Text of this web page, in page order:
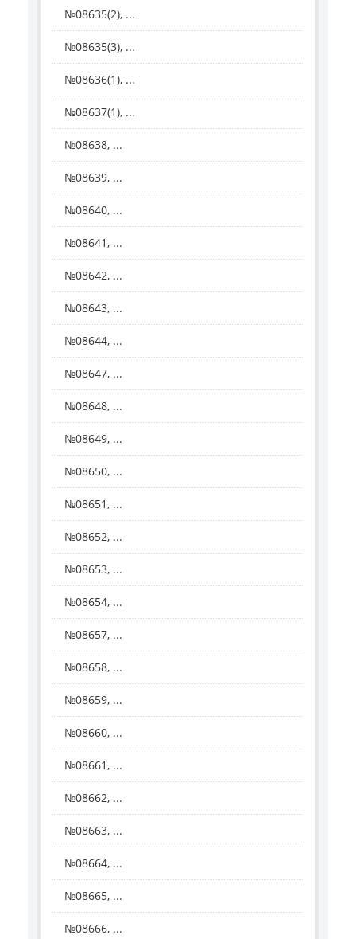
№08635(2), ...
№08635(3), ...
№08636(1), ...
№08637(1), ...
№08638, ...
№08639, ...
№08640, ...
№08641, ...
№08642, ...
№08643, ...
№08644, ...
№08647, ...
№08648, ...
№08649, ...
№08650, ...
№08651, ...
№08652, ...
№08653, ...
№08654, ...
№08657, ...
№08658, ...
№08659, ...
№08660, ...
№08661, ...
№08662, ...
№08663, ...
№08664, ...
№08665, ...
№08666, ...